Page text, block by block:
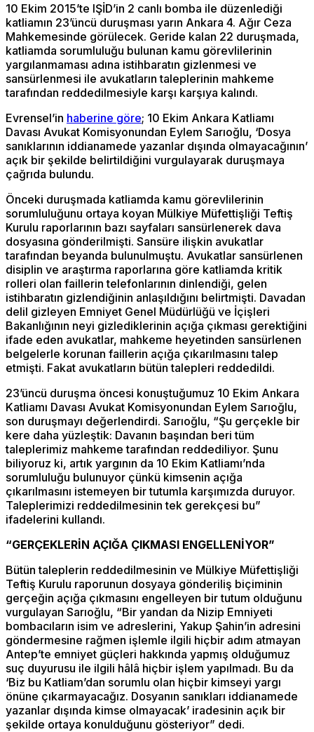
10 Ekim 2015’te IŞİD’in 2 canlı bomba ile düzenlediği
katliamın 23’üncü duruşması yarın Ankara 4. Ağır Ceza
Mahkemesinde görülecek. Geride kalan 22 duruşmada,
katliamda sorumluluğu bulunan kamu görevlilerinin
yargılanmaması adına istihbaratın gizlenmesi ve
sansürlenmesi ile avukatların taleplerinin mahkeme
tarafından reddedilmesiyle karşı karşıya kalındı.
Evrensel’in haberine göre; 10 Ekim Ankara Katliamı
Davası Avukat Komisyonundan Eylem Sarıoğlu, ‘Dosya
sanıklarının iddianamede yazanlar dışında olmayacağının’
açık bir şekilde belirtildiğini vurgulayarak duruşmaya
çağrıda bulundu.
Önceki duruşmada katliamda kamu görevlilerinin
sorumluluğunu ortaya koyan Mülkiye Müfettişliği Teftiş
Kurulu raporlarının bazı sayfaları sansürlenerek dava
dosyasına gönderilmişti. Sansüre ilişkin avukatlar
tarafından beyanda bulunulmuştu. Avukatlar sansürlenen
disiplin ve araştırma raporlarına göre katliamda kritik
rolleri olan faillerin telefonlarının dinlendiği, gelen
istihbaratın gizlendiğinin anlaşıldığını belirtmişti. Davadan
delil gizleyen Emniyet Genel Müdürlüğü ve İçişleri
Bakanlığının neyi gizlediklerinin açığa çıkması gerektiğini
ifade eden avukatlar, mahkeme heyetinden sansürlenen
belgelerle korunan faillerin açığa çıkarılmasını talep
etmişti. Fakat avukatların bütün talepleri reddedildi.
23’üncü duruşma öncesi konuştuğumuz 10 Ekim Ankara
Katliamı Davası Avukat Komisyonundan Eylem Sarıoğlu,
son duruşmayı değerlendirdi. Sarıoğlu, “Şu gerçekle bir
kere daha yüzleştik: Davanın başından beri tüm
taleplerimiz mahkeme tarafından reddediliyor. Şunu
biliyoruz ki, artık yargının da 10 Ekim Katliamı’nda
sorumluluğu bulunuyor çünkü kimsenin açığa
çıkarılmasını istemeyen bir tutumla karşımızda duruyor.
Taleplerimizi reddedilmesinin tek gerekçesi bu”
ifadelerini kullandı.
“GERÇEKLERİN AÇIĞA ÇIKMASI ENGELLENİYOR”
Bütün taleplerin reddedilmesinin ve Mülkiye Müfettişliği
Teftiş Kurulu raporunun dosyaya gönderiliş biçiminin
gerçeğin açığa çıkmasını engelleyen bir tutum olduğunu
vurgulayan Sarıoğlu, “Bir yandan da Nizip Emniyeti
bombacıların isim ve adreslerini, Yakup Şahin’in adresini
göndermesine rağmen işlemle ilgili hiçbir adım atmayan
Antep’te emniyet güçleri hakkında yapmış olduğumuz
suç duyurusu ile ilgili hâlâ hiçbir işlem yapılmadı. Bu da
‘Biz bu Katliam’dan sorumlu olan hiçbir kimseyi yargı
önüne çıkarmayacağız. Dosyanın sanıkları iddianamede
yazanlar dışında kimse olmayacak’ iradesinin açık bir
şekilde ortaya konulduğunu gösteriyor” dedi.